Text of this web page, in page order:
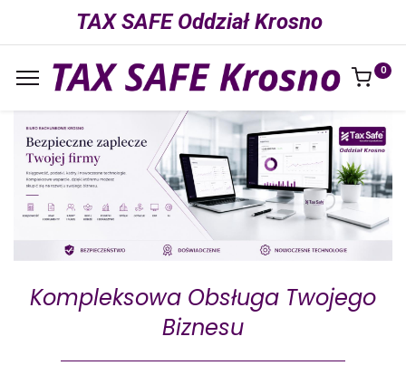
TAX SAFE Oddział Krosno
0
Kompleksowa Obsługa Twojego
Biznesu